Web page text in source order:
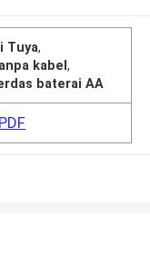
Tuya,
kabel,
baterai AA